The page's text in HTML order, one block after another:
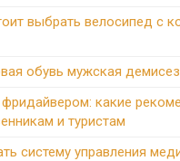
выбрать велосипед с
обувь мужская
фридайвером: какие
и туристам
систему управления